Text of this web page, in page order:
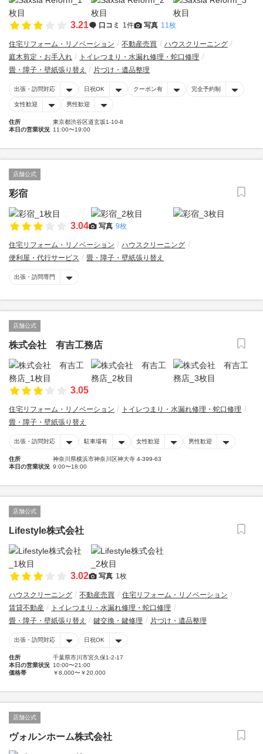
3.21 口コミ 1件 写真 11枚
住宅リフォーム・リノベーション 不動産売買
ハウスクリーニング
庭木剪定・お手入れ
トイレつまり・水漏れ修理・蛇口修理
畳・障子・壁紙張り替え
片づけ・遺品整理
出張・訪問対応 日祝OK クーポン有 完全予約制
女性歓迎 男性歓迎
住所
東京都渋谷区道玄坂1-10-8
本日の営業状況 11:00〜19:00
店舗公式
彩宿
3.04 写真 9枚
住宅リフォーム・リノベーション
ハウスクリーニング
便利屋・代行サービス
畳・障子・壁紙張り替え
出張・訪問専門
店舗公式
株式会社 有吉工務店
3.05
住宅リフォーム・リノベーション
トイレつまり・水漏れ修理・蛇口修理
畳・障子・壁紙張り替え
出張・訪問対応 駐車場有 女性歓迎 男性歓迎
住所
神奈川県横浜市神奈川区神大寺 4-399-63
本日の営業状況 9:00〜18:00
店舗公式
Lifestyle株式会社
3.02 写真 1枚
ハウスクリーニング 不動産売買
住宅リフォーム・リノベーション
賃貸不動産
トイレつまり・水漏れ修理・蛇口修理
畳・障子・壁紙張り替え
鍵交換・鍵修理 片づけ・遺品整理
出張・訪問対応 日祝OK
住所
千葉県市川市宮久保1-2-17
本日の営業状況 10:00〜21:00
価格帯
￥8,000〜￥20,000
店舗公式
ヴォルンホーム株式会社